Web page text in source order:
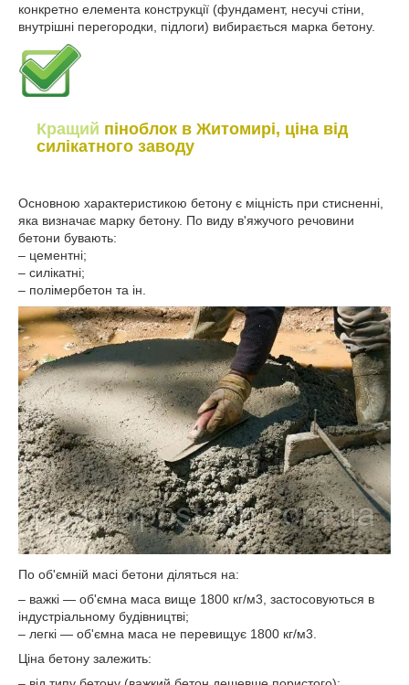
конкретно елемента конструкції (фундамент, несучі стіни,
внутрішні перегородки, підлоги) вибирається марка бетону.
Кращий піноблок в Житомирі, ціна від
силікатного заводу
Основною характеристикою бетону є міцність при стисненні,
яка визначає марку бетону. По виду в'яжучого речовини
бетони бувають:
– цементні;
– силікатні;
– полімербетон та ін.
По об'ємній масі бетони діляться на:
– важкі — об'ємна маса вище 1800 кг/м3, застосовуються в
індустріальному будівництві;
– легкі — об'ємна маса не перевищує 1800 кг/м3.
Ціна бетону залежить: